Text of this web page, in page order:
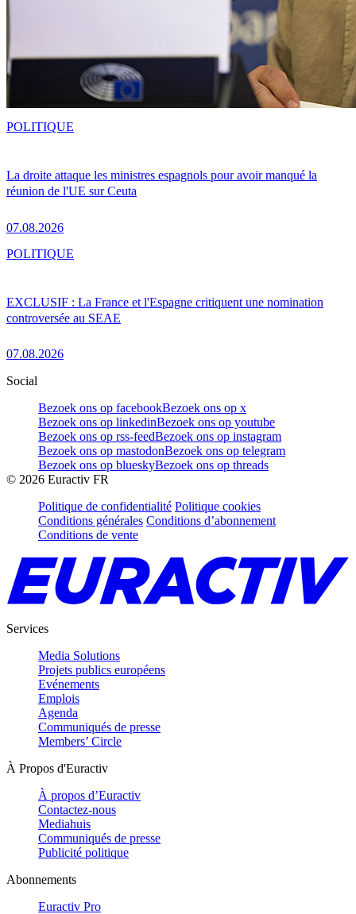
La droite attaque les ministres espagnols pour avoir manqué la
réunion de l'UE sur Ceuta
07.08.2026
POLITIQUE
EXCLUSIF : La France et l'Espagne critiquent une nomination
controversée au SEAE
07.08.2026
POLITIQUE
Social
Bezoek ons op facebookBezoek ons op x
Bezoek ons op linkedinBezoek ons op youtube
Bezoek ons op rss-feedBezoek ons op instagram
Bezoek ons op mastodonBezoek ons op telegram
Bezoek ons op blueskyBezoek ons op threads
© 2026 Euractiv FR
Politique de confidentialité Politique cookies
Conditions générales Conditions d’abonnement
Conditions de vente
Services
Media Solutions
Projets publics européens
Evénements
Emplois
Agenda
Communiqués de presse
Members’ Circle
À Propos d'Euractiv
À propos d’Euractiv
Contactez-nous
Mediahuis
Communiqués de presse
Publicité politique
Abonnements
Euractiv Pro